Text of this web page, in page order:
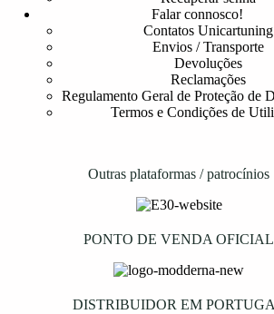
Falar connosco!
Contatos Unicartuning
Envios / Transporte
Devoluções
Reclamações
Regulamento Geral de Proteção de
Termos e Condições de
Outras plataformas / patrocínios
PONTO DE VENDA OFICIAL
DISTRIBUIDOR EM